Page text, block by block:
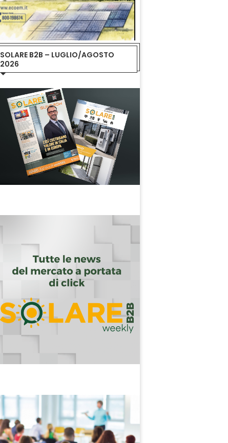
SOLARE B2B – LUGLIO/AGOSTO
2026